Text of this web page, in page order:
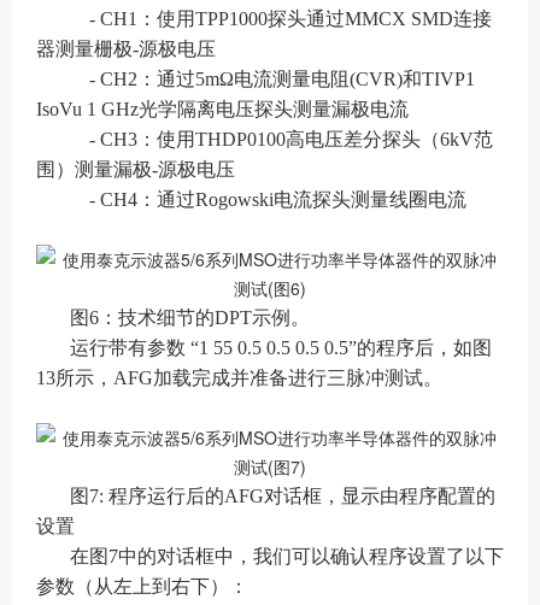
- CH1：使用TPP1000探头通过MMCX SMD连接
器测量栅极-源极电压
- CH2：通过5mΩ电流测量电阻(CVR)和TIVP1
IsoVu 1 GHz光学隔离电压探头测量漏极电流
- CH3：使用THDP0100高电压差分探头（6kV范
围）测量漏极-源极电压
- CH4：通过Rogowski电流探头测量线圈电流
图6：技术细节的DPT示例。
运行带有参数 “1 55 0.5 0.5 0.5 0.5”的程序后，如图
13所示，AFG加载完成并准备进行三脉冲测试。
图7: 程序运行后的AFG对话框，显示由程序配置的
设置
在图7中的对话框中，我们可以确认程序设置了以下
参数（从左上到右下）：